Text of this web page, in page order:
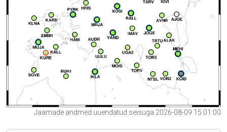
Jaamade andmed uuendatud seisuga 2026-08-09 15:01:00